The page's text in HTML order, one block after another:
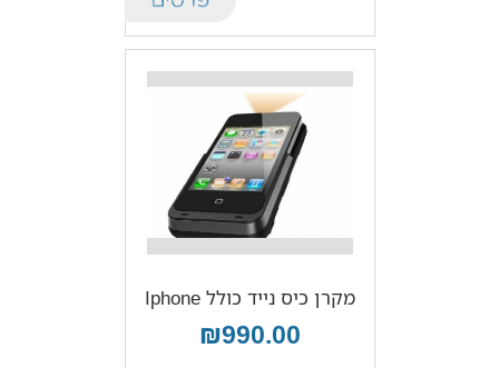
מקרן כיס נייד כולל Iphone
₪990.00